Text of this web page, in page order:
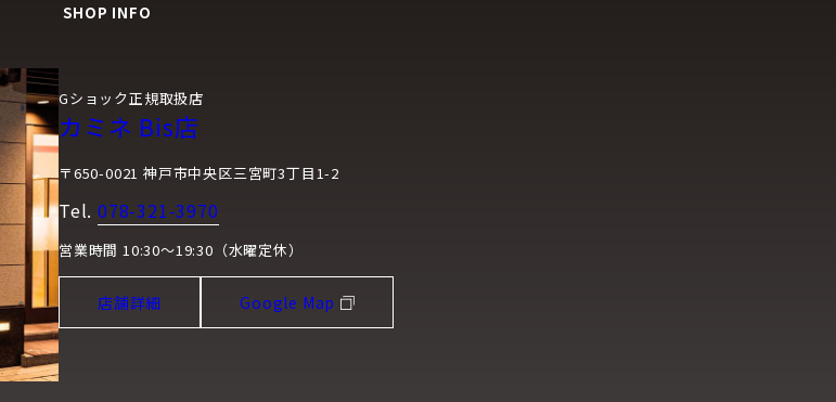
SHOP INFO
Gショック正規取扱店
カミネ Bis店
〒650-0021 神戸市中央区三宮町3丁目1-2
Tel. 078-321-3970
営業時間 10:30～19:30（水曜定休）
店舗詳細 Google Map